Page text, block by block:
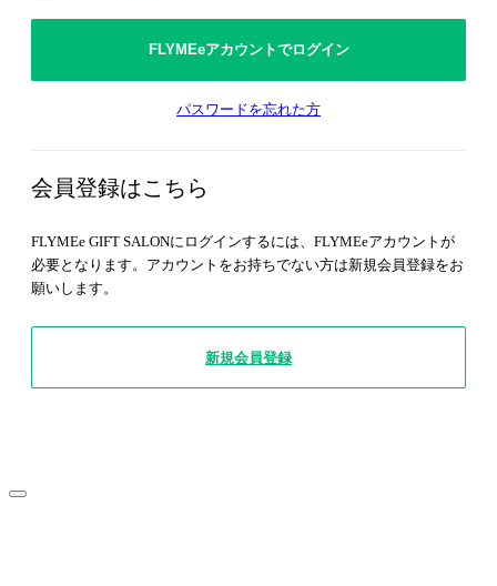
FLYMEeアカウントでログイン
パスワードを忘れた方
会員登録はこちら
FLYMEe GIFT SALONにログインするには、FLYMEeアカウントが
必要となります。アカウントをお持ちでない方は新規会員登録をお
願いします。
新規会員登録